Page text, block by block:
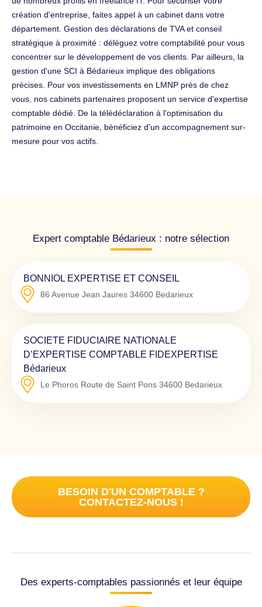
création d'entreprise, faites appel à un cabinet dans votre
département. Gestion des déclarations de TVA et conseil
stratégique à proximité : déléguez votre comptabilité pour vous
concentrer sur le développement de vos clients. Par ailleurs, la
gestion d'une SCI à Bédarieux implique des obligations
précises. Pour vos investissements en LMNP près de chez
vous, nos cabinets partenaires proposent un service d'expertise
comptable dédié. De la télédéclaration à l'optimisation du
patrimoine en Occitanie, bénéficiez d'un accompagnement sur-
mesure pour vos actifs.
Expert comptable Bédarieux : notre sélection
BONNIOL EXPERTISE ET CONSEIL
86 Avenue Jean Jaures 34600 Bedarieux
SOCIETE FIDUCIAIRE NATIONALE
D’EXPERTISE COMPTABLE FIDEXPERTISE
Bédarieux
Le Phoros Route de Saint Pons 34600 Bedarieux
BESOIN D'UN COMPTABLE ?
CONTACTEZ-NOUS !
Des experts-comptables passionnés et leur équipe